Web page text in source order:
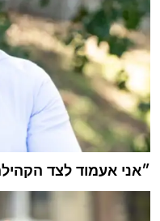
״אני אעמוד לצד